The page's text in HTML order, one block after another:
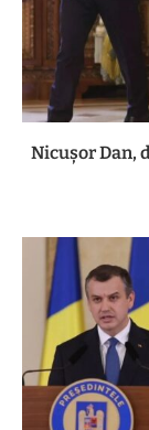
Nicușor Dan,